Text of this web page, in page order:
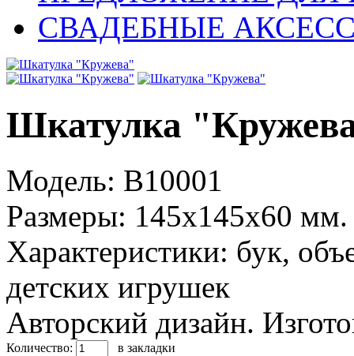
СВАДЕБНЫЕ
Шкатулка
Модель: B10001
Размеры: 145x145x60 мм.
Характеристики: бук,
детских игрушек
Авторский дизайн.
Количество:
в закладки